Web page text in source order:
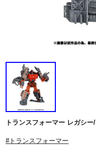
トランスフォーマー レガ
#トランスフォーマー